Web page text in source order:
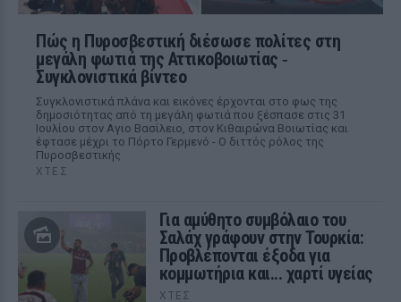
Πώς η Πυροσβεστική διέσωσε πολίτες στη
μεγάλη φωτιά της Αττικοβοιωτίας ‑
Συγκλονιστικά βίντεο
Συγκλονιστικά πλάνα και εικόνες έρχονται στο φως της
δημοσιότητας από τη μεγάλη φωτιά που ξέσπασε στις 31
Ιουλίου στον Αγιο Βασίλειο, στον Κιθαιρώνα Βοιωτίας και
έφτασε μέχρι το Πόρτο Γερμενό - Ο διττός ρόλος της
Πυροσβεστικής
ΧΤΕΣ
Για αμύθητο συμβόλαιο του
Σαλάχ γράφουν στην Τουρκία:
Προβλέπονται έξοδα για
κομμωτήρια και... χαρτί υγείας
ΧΤΕΣ